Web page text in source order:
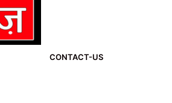
CONTACT-US